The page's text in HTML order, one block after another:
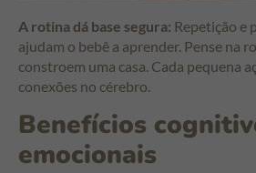
A rotina dá base segura: Repetição e
ajudam o bebê a aprender. Pense na
constroem uma casa. Cada pequena
conexões no cérebro.
Benefícios
emocionais